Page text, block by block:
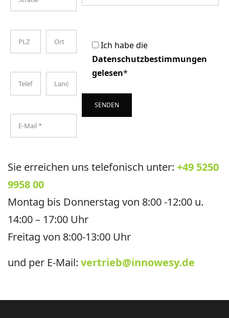
Ich habe die
Datenschutzbestimmungen
gelesen*
A
lt
e
r
n
ti
e
Sie erreichen uns telefonisch unter:+49 5250
9958 00
Montag bis Donnerstag von 8:00 -12:00 u.
14:00 – 17:00 Uhr
Freitag von 8:00-13:00 Uhr
und per E-Mail:vertrieb@innowesy.de